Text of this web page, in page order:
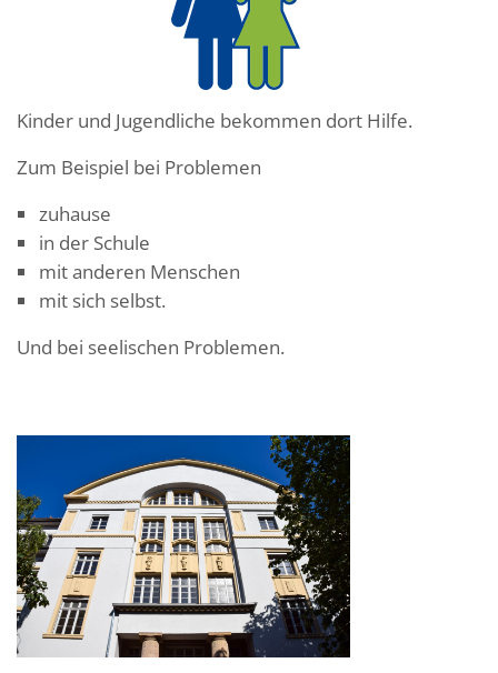
Kinder und Jugendliche bekommen dort Hilfe.
Zum Beispiel bei Problemen
zuhause
in der Schule
mit anderen Menschen
mit sich selbst.
Und bei seelischen Problemen.